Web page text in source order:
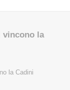
vincono la
la Cadini